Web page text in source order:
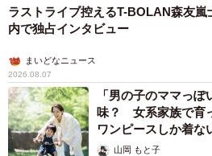
ラストライブ控えるT-BOLAN森友
内で独占インタビュー
まいどなニュース
2026.08.07
「男の子のママっ
味？ 女系家族で育
ワンピースしか着
へんが…
山岡 もと子